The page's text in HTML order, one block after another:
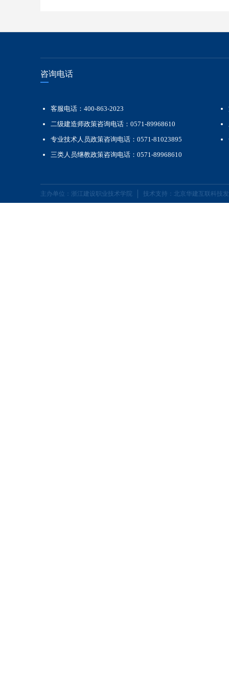
咨询电话
客服电话：400-863-2023
二级建造师政策咨询电话：0571-89968610
专业技术人员政策咨询电话：0571-81023895
三类人员继教政策咨询电话：0571-89968610
主办单位：浙江建设职业技术学院 技术支持：北京华建互联科技